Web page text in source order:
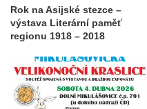
Rok na Asijské stezce –
výstava Literární paměť
regionu 1918 – 2018